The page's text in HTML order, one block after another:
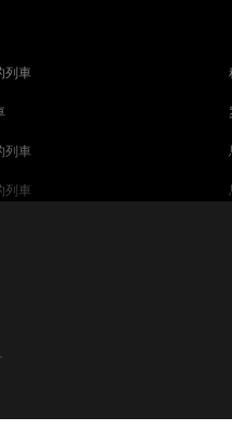
列車
列車
列車